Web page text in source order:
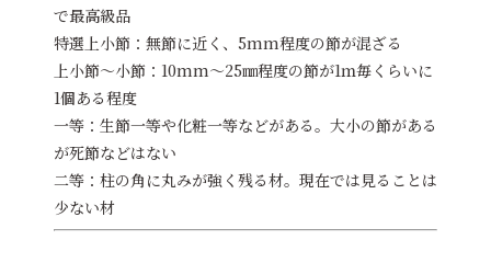
で最高級品
特選上小節：無節に近く、5mm程度の節が混ざる
上小節～小節：10mm～25㎜程度の節が1ｍ毎くらいに
1個ある程度
一等：生節一等や化粧一等などがある。大小の節がある
が死節などはない
二等：柱の角に丸みが強く残る材。現在では見ることは
少ない材